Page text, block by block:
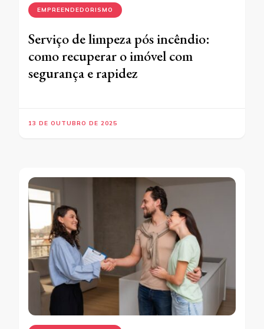
EMPREENDEDORISMO
Serviço de limpeza pós incêndio:
como recuperar o imóvel com
segurança e rapidez
13 DE OUTUBRO DE 2025